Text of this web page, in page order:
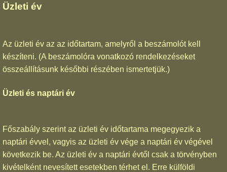
Üzleti év
Az üzleti év az az időtartam, amelyről a beszámolót kell
készíteni. (A beszámolóra vonatkozó rendelkezéseket
összeállításunk későbbi részében ismertetjük.)
Üzleti és naptári év
Főszabály szerint az üzleti év időtartama megegyezik a
naptári évvel, vagyis az üzleti év vége a naptári év végével
következik be. Az üzleti év a naptári évtől csak a törvényben
kivételként nevesített esetekben térhet el. Erre külföldi